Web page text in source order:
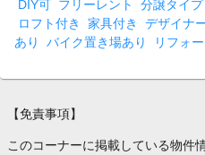
DIY可 フリーレント 分譲タイプ
ロフト付き
家具付き デザイナ
あり
バイク置き場あり リフォ
【免責事項】
このコーナーに掲載している物件